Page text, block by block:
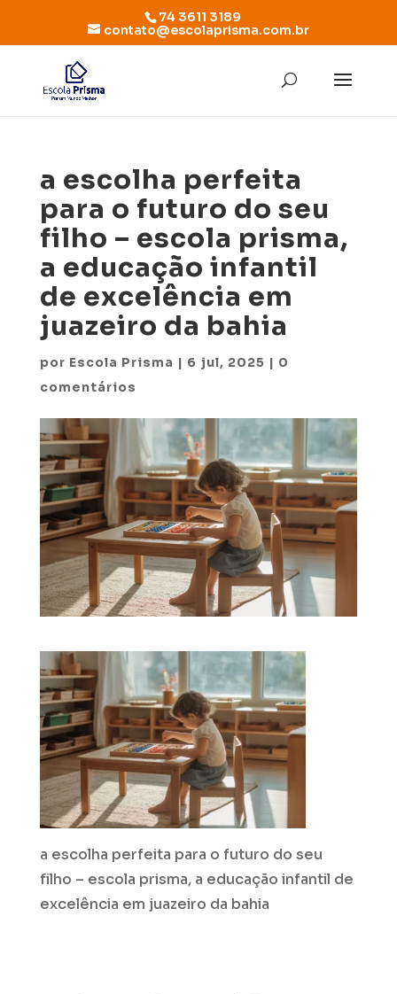
74 3611 3189
contato@escolaprisma.com.br
a escolha perfeita
para o futuro do seu
filho – escola prisma,
a educação infantil
de excelência em
juazeiro da bahia
por Escola Prisma | 6 jul, 2025 | 0
comentários
a escolha perfeita para o futuro do seu
filho – escola prisma, a educação infantil de
excelência em juazeiro da bahia